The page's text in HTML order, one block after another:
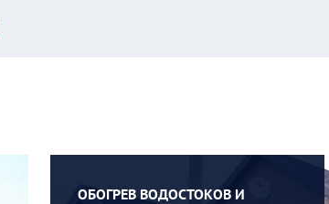
ОБОГРЕВ ВОДОСТОКОВ И